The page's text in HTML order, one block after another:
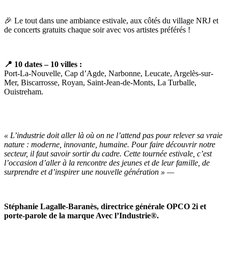
🎉 Le tout dans une ambiance estivale, aux côtés du village NRJ et
de concerts gratuits chaque soir avec vos artistes préférés !
📍 10 dates – 10 villes :
Port-La-Nouvelle, Cap d’Agde, Narbonne, Leucate, Argelès-sur-
Mer, Biscarrosse, Royan, Saint-Jean-de-Monts, La Turballe,
Ouistreham.
« L’industrie doit aller là où on ne l’attend pas pour relever sa vraie
nature : moderne, innovante, humaine. Pour faire découvrir notre
secteur, il faut savoir sortir du cadre. Cette tournée estivale, c’est
l’occasion d’aller à la rencontre des jeunes et de leur famille, de
surprendre et d’inspirer une nouvelle génération » —
Stéphanie Lagalle-Baranès, directrice générale OPCO 2i et
porte-parole de la marque Avec l’Industrie®.